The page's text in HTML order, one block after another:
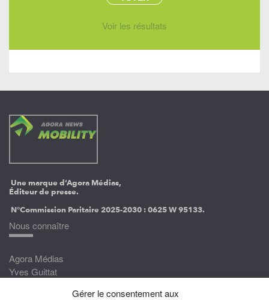
Gérer le consentement aux
Voir les résultats
Une marque d’Agora Médias,
Éditeur de presse.
N°Commission Paritaire 2025-2030 :0625 W 95133.
Nous connaître
Agora Médias
Yves Guittat